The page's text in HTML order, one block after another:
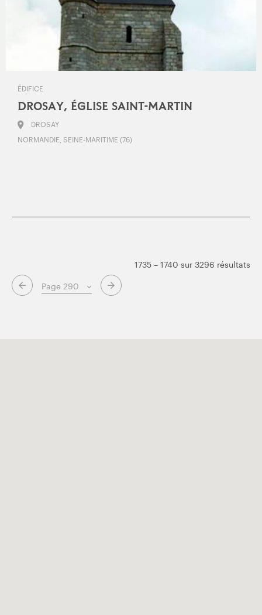
ÉDIFICE
DROSAY, ÉGLISE SAINT-MARTIN
DROSAY
NORMANDIE, SEINE-MARITIME (76)
Page suivante
1735 – 1740 sur 3296 résultats